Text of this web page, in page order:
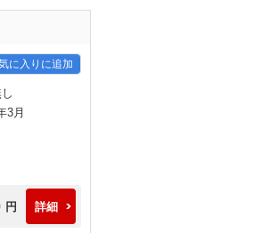
に入りに追加
3月
円 詳細